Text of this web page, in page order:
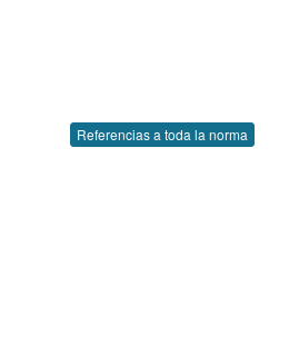
Referencias a toda la norma